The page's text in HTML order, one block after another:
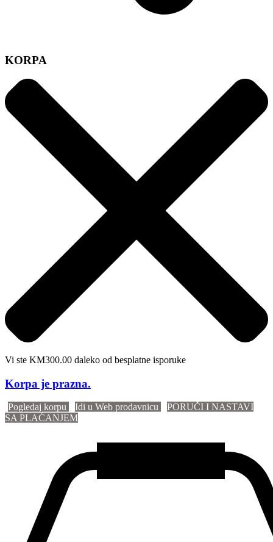
KORPA
Vi ste KM300.00 daleko od besplatne isporuke
Korpa je prazna.
Pogledaj korpu Idi u Web prodavnicu
PORUČI I NASTAVI
SA PLAĆANJEM